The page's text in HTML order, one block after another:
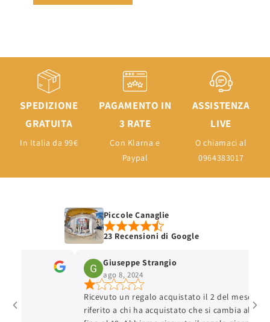
SPEDIZIONE
GRATUITA
In Italia da 99€
PAGAMENTO IN
3 RATE
Con Klarna e
Paypal
ASSISTENZA
LIVE
O chiamaci al
0964383017
Piccole Canaglie
23 Recensioni di Google
Giuseppe Strangio
ago 8, 2024
Ricevuto un regalo acquistato il 2 del mese, hanno
riferito a chi ha acquistato che si cambia al